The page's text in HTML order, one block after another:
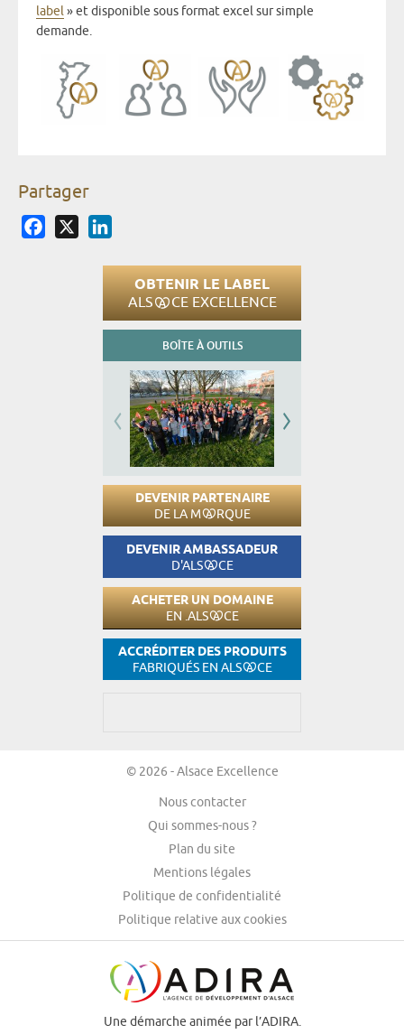
label» et disponible sous format excel sur simple
demande.
Partager
Facebook
OBTENIR LE LABEL
ALS CE EXCELLENCE
BOÎTE À OUTILS
DEVENIR PARTENAIRE
DE LA M RQUE
DEVENIR AMBASSADEUR
D'ALS CE
ACHETER UN DOMAINE
EN .ALS CE
ACCRÉDITER DES PRODUITS
FABRIQUÉS EN ALS CE
© 2026 - Alsace Excellence
Nous contacter
Qui sommes-nous ?
Plan du site
Mentions légales
Politique de confidentialité
Politique relative aux cookies
Une démarche animée par l’ADIRA.